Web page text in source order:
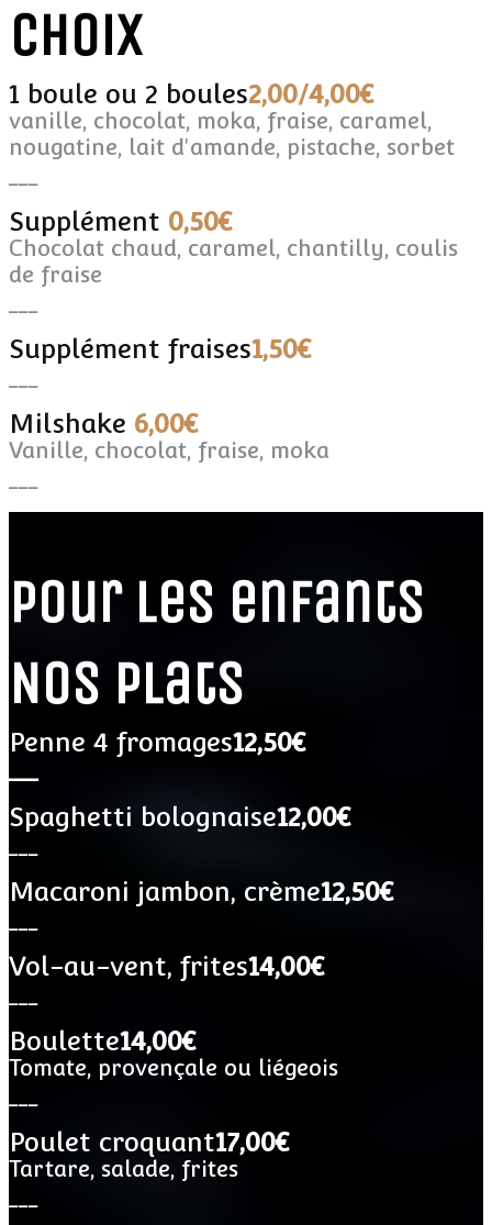
choix
1 boule ou 2 boules2,00/4,00€
vanille, chocolat, moka, fraise, caramel,
nougatine, lait d'amande, pistache, sorbet
Supplément 0,50€
Chocolat chaud, caramel, chantilly, coulis
de fraise
Supplément fraises1,50€
Milshake 6,00€
Vanille, chocolat, fraise, moka
Pour les enfants
Nos plats
Penne 4 fromages12,50€
Spaghetti bolognaise12,00€
Macaroni jambon, crème12,50€
Vol-au-vent, frites14,00€
Boulette14,00€
Tomate, provençale ou liégeois
Poulet croquant17,00€
Tartare, salade, frites